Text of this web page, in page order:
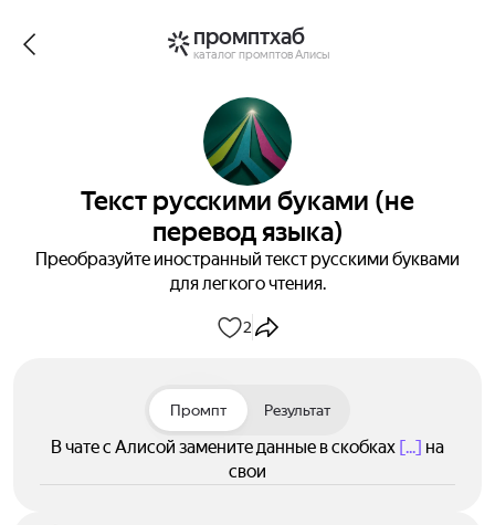
промптхаб
каталог промптов Алисы
Текст русскими буками (не
перевод языка)
Преобразуйте иностранный текст русскими буквами
для легкого чтения.
2
Промпт Результат
В чате с Алисой замените данные в скобках [...] на
свои